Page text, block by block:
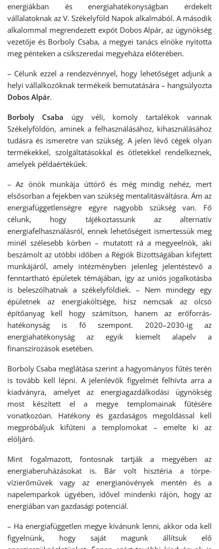
energiákban és energiahatékonyságban érdekelt
vállalatoknak az V. Székelyföld Napok alkalmából. A második
alkalommal megrendezett expót Dobos Alpár, az ügynökség
vezetője és Borboly Csaba, a megyei tanács elnöke nyitotta
meg pénteken a csíkszeredai megyeháza előterében.
– Célunk ezzel a rendezvénnyel, hogy lehetőséget adjunk a
helyi vállalkozóknak termékeik bemutatására – hangsúlyozta
Dobos Alpár.
Borboly Csaba úgy véli, komoly tartalékok vannak
Székelyföldön, aminek a felhasználásához, kihasználásához
tudásra és ismeretre van szükség. A jelen lévő cégek olyan
termékekkel, szolgáltatásokkal és ötletekkel rendelkeznek,
amelyek példaértékűek.
– Az önök munkája úttörő és még mindig nehéz, mert
elsősorban a fejekben van szükség mentalitásváltásra. Ám az
energiafüggetlenségre egyre nagyobb szükség van. Fő
célunk, hogy tájékoztassunk az alternatív
energiafelhasználásról, ennek lehetőségeit ismertessük meg
minél szélesebb körben – mutatott rá a megyeelnök, aki
beszámolt az utóbbi időben a Régiók Bizottságában kifejtett
munkájáról, amely intézményben jelenleg jelentéstevő a
fenntartható épületek témájában, így az uniós jogalkotásba
is beleszólhatnak a székelyföldiek. – Nem mindegy egy
épületnek az energiaköltsége, hisz nemcsak az olcsó
építőanyag kell hogy számítson, hanem az erőforrás-
hatékonyság is fő szempont. 2020–2030-ig az
energiahatékonyság az egyik kiemelt alapelv a
finanszírozások esetében.
Borboly Csaba meglátása szerint a hagyományos fűtés terén
is tovább kell lépni. A jelenlévők figyelmét felhívta arra a
kiadványra, amelyet az energiagazdálkodási ügynökség
most készített el a megye templomainak fűtésére
vonatkozóan. Hatékony és gazdaságos megoldással kell
megpróbáljuk kifűteni a templomokat – emelte ki az
elöljáró.
Mint fogalmazott, fontosnak tartják a megyében az
energiaberuházásokat is. Bár volt hisztéria a törpe-
vízierőművek vagy az energianövények mentén és a
napelemparkok ügyében, idővel mindenki rájön, hogy az
energiában van gazdasági potenciál.
– Ha energiafüggetlen megye kívánunk lenni, akkor oda kell
figyelnünk, hogy saját magunk állítsuk elő